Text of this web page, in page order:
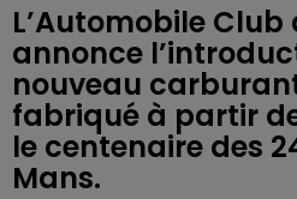
L’Automobile Club
annonce
nouveau
fabriqué à partir
le centenaire des
Mans.